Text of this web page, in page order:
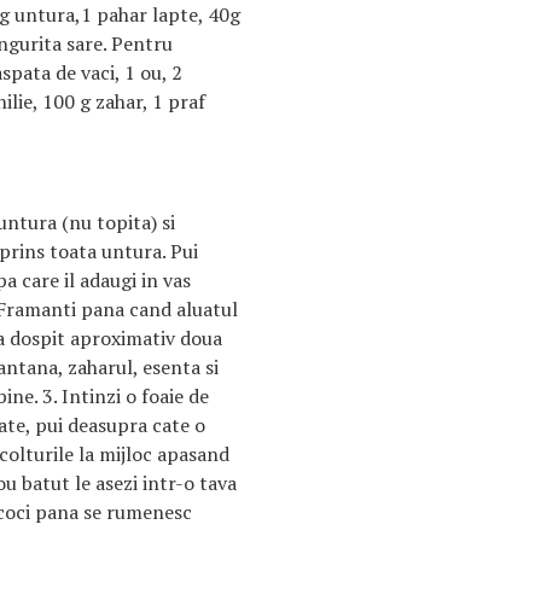
untura,1 pahar lapte, 40g
sare. Pentru
de vaci, 1 ou, 2
100 g zahar, 1 praf
(nu topita) si
toata untura. Pui
care il adaugi in vas
pana cand aluatul
dospit aproximativ doua
zaharul, esenta si
3. Intinzi o foaie de
pui deasupra cate o
la mijloc apasand
batut le asezi intr-o tava
pana se rumenesc